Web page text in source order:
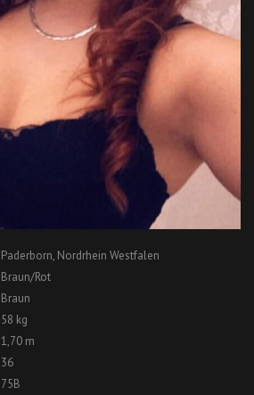
Paderborn, Nordrhein Westfalen
Braun/Rot
Braun
58 kg
1,70 m
36
75B